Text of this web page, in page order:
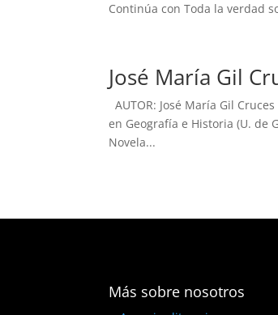
Continúa con Toda la verdad
José María Gil
AUTOR: José María Gil
en Geografía e Historia (U. de
Novela...
Más sobre nosotros